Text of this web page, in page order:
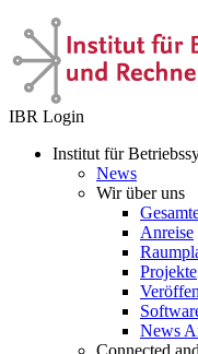
IBR Login
Institut für
News
Wir über uns
Anreise
Projekte
News
Connected